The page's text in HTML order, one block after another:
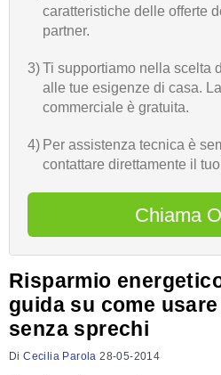
caratteristiche delle offerte
partner.
3)Ti supportiamo nella scelta
alle tue esigenze di casa.
commerciale è gratuita.
4) Per assistenza tecnica è
contattare direttamente il
Chiama
Risparmio
guida su come
senza sprechi
DiCecilia Parola 28-05-2014